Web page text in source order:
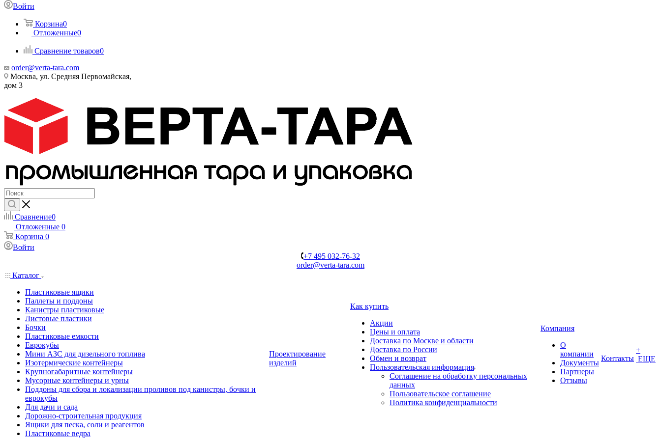
Войти
Корзина0
Отложенные0
Сравнение товаров0
order@verta-tara.com
Москва, ул. Средняя Первомайская,
дом 3
Сравнение0
Отложенные 0
Корзина 0
Войти
+7 495 032-76-32
order@verta-tara.com
Каталог
Пластиковые ящики
Паллеты и поддоны
Канистры пластиковые
Листовые пластики
Бочки
Пластиковые емкости
Еврокубы
Мини АЗС для дизельного топлива
Изотермические контейнеры
Крупногабаритные контейнеры
Мусорные контейнеры и урны
Поддоны для сбора и локализации проливов под канистры, бочки и
еврокубы
Для дачи и сада
Дорожно-строительная продукция
Ящики для песка, соли и реагентов
Пластиковые ведра
Проектирование
изделий
Как купить
Акции
Цены и оплата
Доставка по Москве и области
Доставка по России
Обмен и возврат
Пользовательская информация
Соглашение на обработку персональных
данных
Пользовательское соглашение
Политика конфиденциальности
Компания
О
компании
Документы
Партнеры
Отзывы
Контакты
+
ЕЩЕ